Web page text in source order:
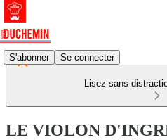
S'abonner Se connecter
Lisez sans
LE VIOLON